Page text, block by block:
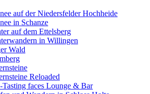
auf der Niedersfelder Hochheide
in Schanze
auf dem Ettelsberg
in Willingen
Wald
Reloaded
Tasting faces Lounge & Bar